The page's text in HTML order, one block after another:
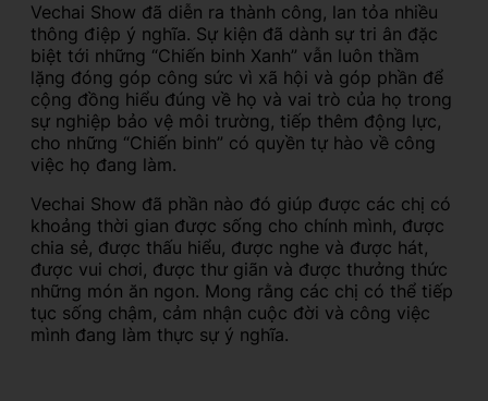
Vechai Show đã diễn ra thành công, lan tỏa nhiều
thông điệp ý nghĩa. Sự kiện đã dành sự tri ân đặc
biệt tới những “Chiến binh Xanh” vẫn luôn thầm
lặng đóng góp công sức vì xã hội và góp phần để
cộng đồng hiểu đúng về họ và vai trò của họ trong
sự nghiệp bảo vệ môi trường, tiếp thêm động lực,
cho những “Chiến binh” có quyền tự hào về công
việc họ đang làm.
Vechai Show đã phần nào đó giúp được các chị có
khoảng thời gian được sống cho chính mình, được
chia sẻ, được thấu hiểu, được nghe và được hát,
được vui chơi, được thư giãn và được thưởng thức
những món ăn ngon. Mong rằng các chị có thể tiếp
tục sống chậm, cảm nhận cuộc đời và công việc
mình đang làm thực sự ý nghĩa.